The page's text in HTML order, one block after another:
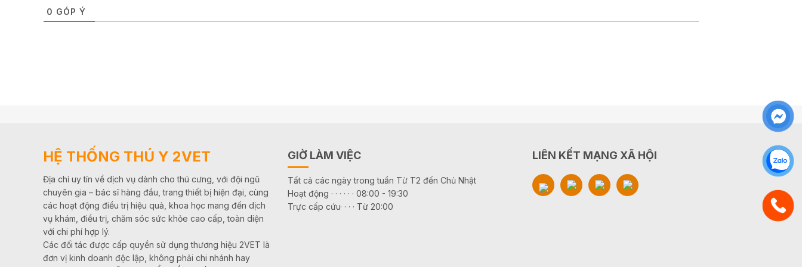
0 GÓP Ý
HỆ THỐNG THÚ Y 2VET
Địa chỉ uy tín về dịch vụ dành cho thú cưng, với đội ngũ
chuyên gia – bác sĩ hàng đầu, trang thiết bị hiện đại, cùng
các hoạt động điều trị hiệu quả, khoa học mang đến dịch
vụ khám, điều trị, chăm sóc sức khỏe cao cấp, toàn diện
với chi phí hợp lý.
Các đối tác được cấp quyền sử dụng thương hiệu 2VET là
đơn vị kinh doanh độc lập, không phải chi nhánh hay
GIỜ LÀM VIỆC
Tất cả các ngày trong tuần Từ T2 đến Chủ Nhật
Hoạt động · · · · · · 08:00 - 19:30
Trực cấp cứu· · · · Từ 20:00
LIÊN KẾT MẠNG XÃ HỘI